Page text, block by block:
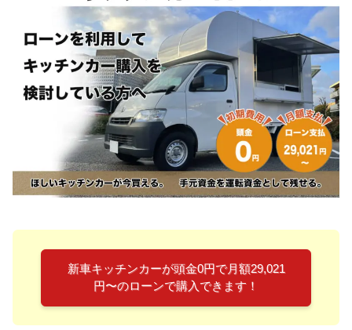
新車キッチンカーが頭金0円で月額29,021
円〜のローンで購入できます！